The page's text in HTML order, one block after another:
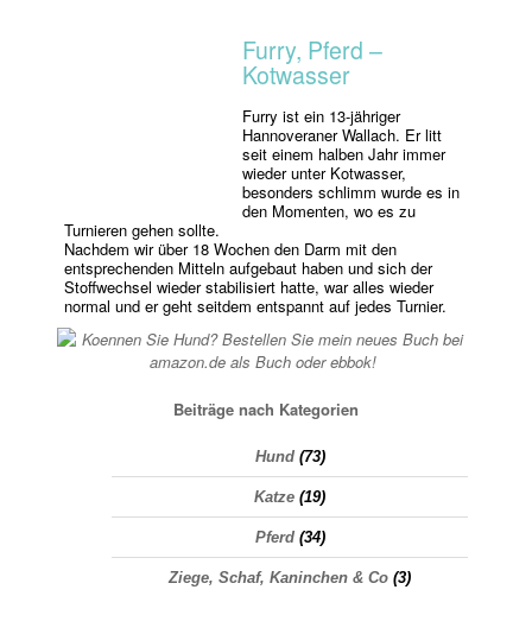
Furry, Pferd –
Kotwasser
Furry ist ein 13-jähriger
Hannoveraner Wallach. Er litt
seit einem halben Jahr immer
wieder unter Kotwasser,
besonders schlimm wurde es in
den Momenten, wo es zu
Turnieren gehen sollte.
Nachdem wir über 18 Wochen den Darm mit den
entsprechenden Mitteln aufgebaut haben und sich der
Stoffwechsel wieder stabilisiert hatte, war alles wieder
normal und er geht seitdem entspannt auf jedes Turnier.
Beiträge nach Kategorien
Hund(73)
Katze (19)
Pferd(34)
Ziege, Schaf, Kaninchen & Co (3)